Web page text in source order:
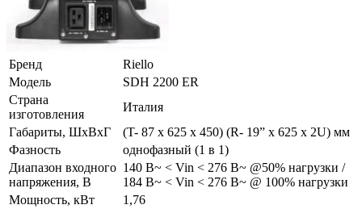
Бренд
Riello
Модель
SDH 2200 ER
Страна
изготовления
Италия
Габариты, ШхВхГ
(T- 87 x 625 x 450) (R- 19” x 625 x 2U) мм
Фазность
однофазный (1 в 1)
Диапазон входного
напряжения, В
140 В~ < Vin < 276 В~ @50% нагрузки /
184 В~ < Vin < 276 В~ @ 100% нагрузки
Мощность, кВт
1,76